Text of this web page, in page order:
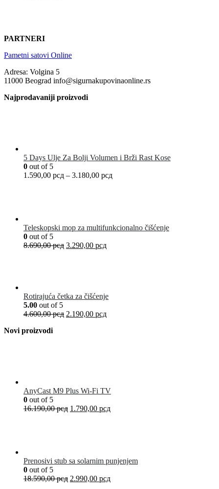
PARTNERI
Pametni satovi Online
Adresa: Volgina 5
11000 Beograd info@sigurnakupovinaonline.rs
Najprodavaniji proizvodi
5 Days Ulje Za Bolji Volumen i Brži Rast Kose
0 out of 5
1.590,00 рсд – 3.180,00 рсд
Teleskopski mop za multifunkcionalno čišćenje
0 out of 5
8.690,00рсд 3.290,00 рсд
Rotirajuća četka za čišćenje
5.00 out of 5
4.600,00рсд 2.190,00 рсд
Novi proizvodi
AnyCast M9 Plus Wi-Fi TV
0 out of 5
16.190,00рсд 1.790,00 рсд
Prenosivi stub sa solarnim punjenjem
0 out of 5
18.590,00рсд 2.990,00 рсд